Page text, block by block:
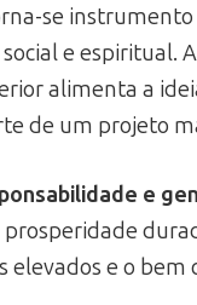
se instrumento
e espiritual.
alimenta a
de um projeto
e
elevados e o bem